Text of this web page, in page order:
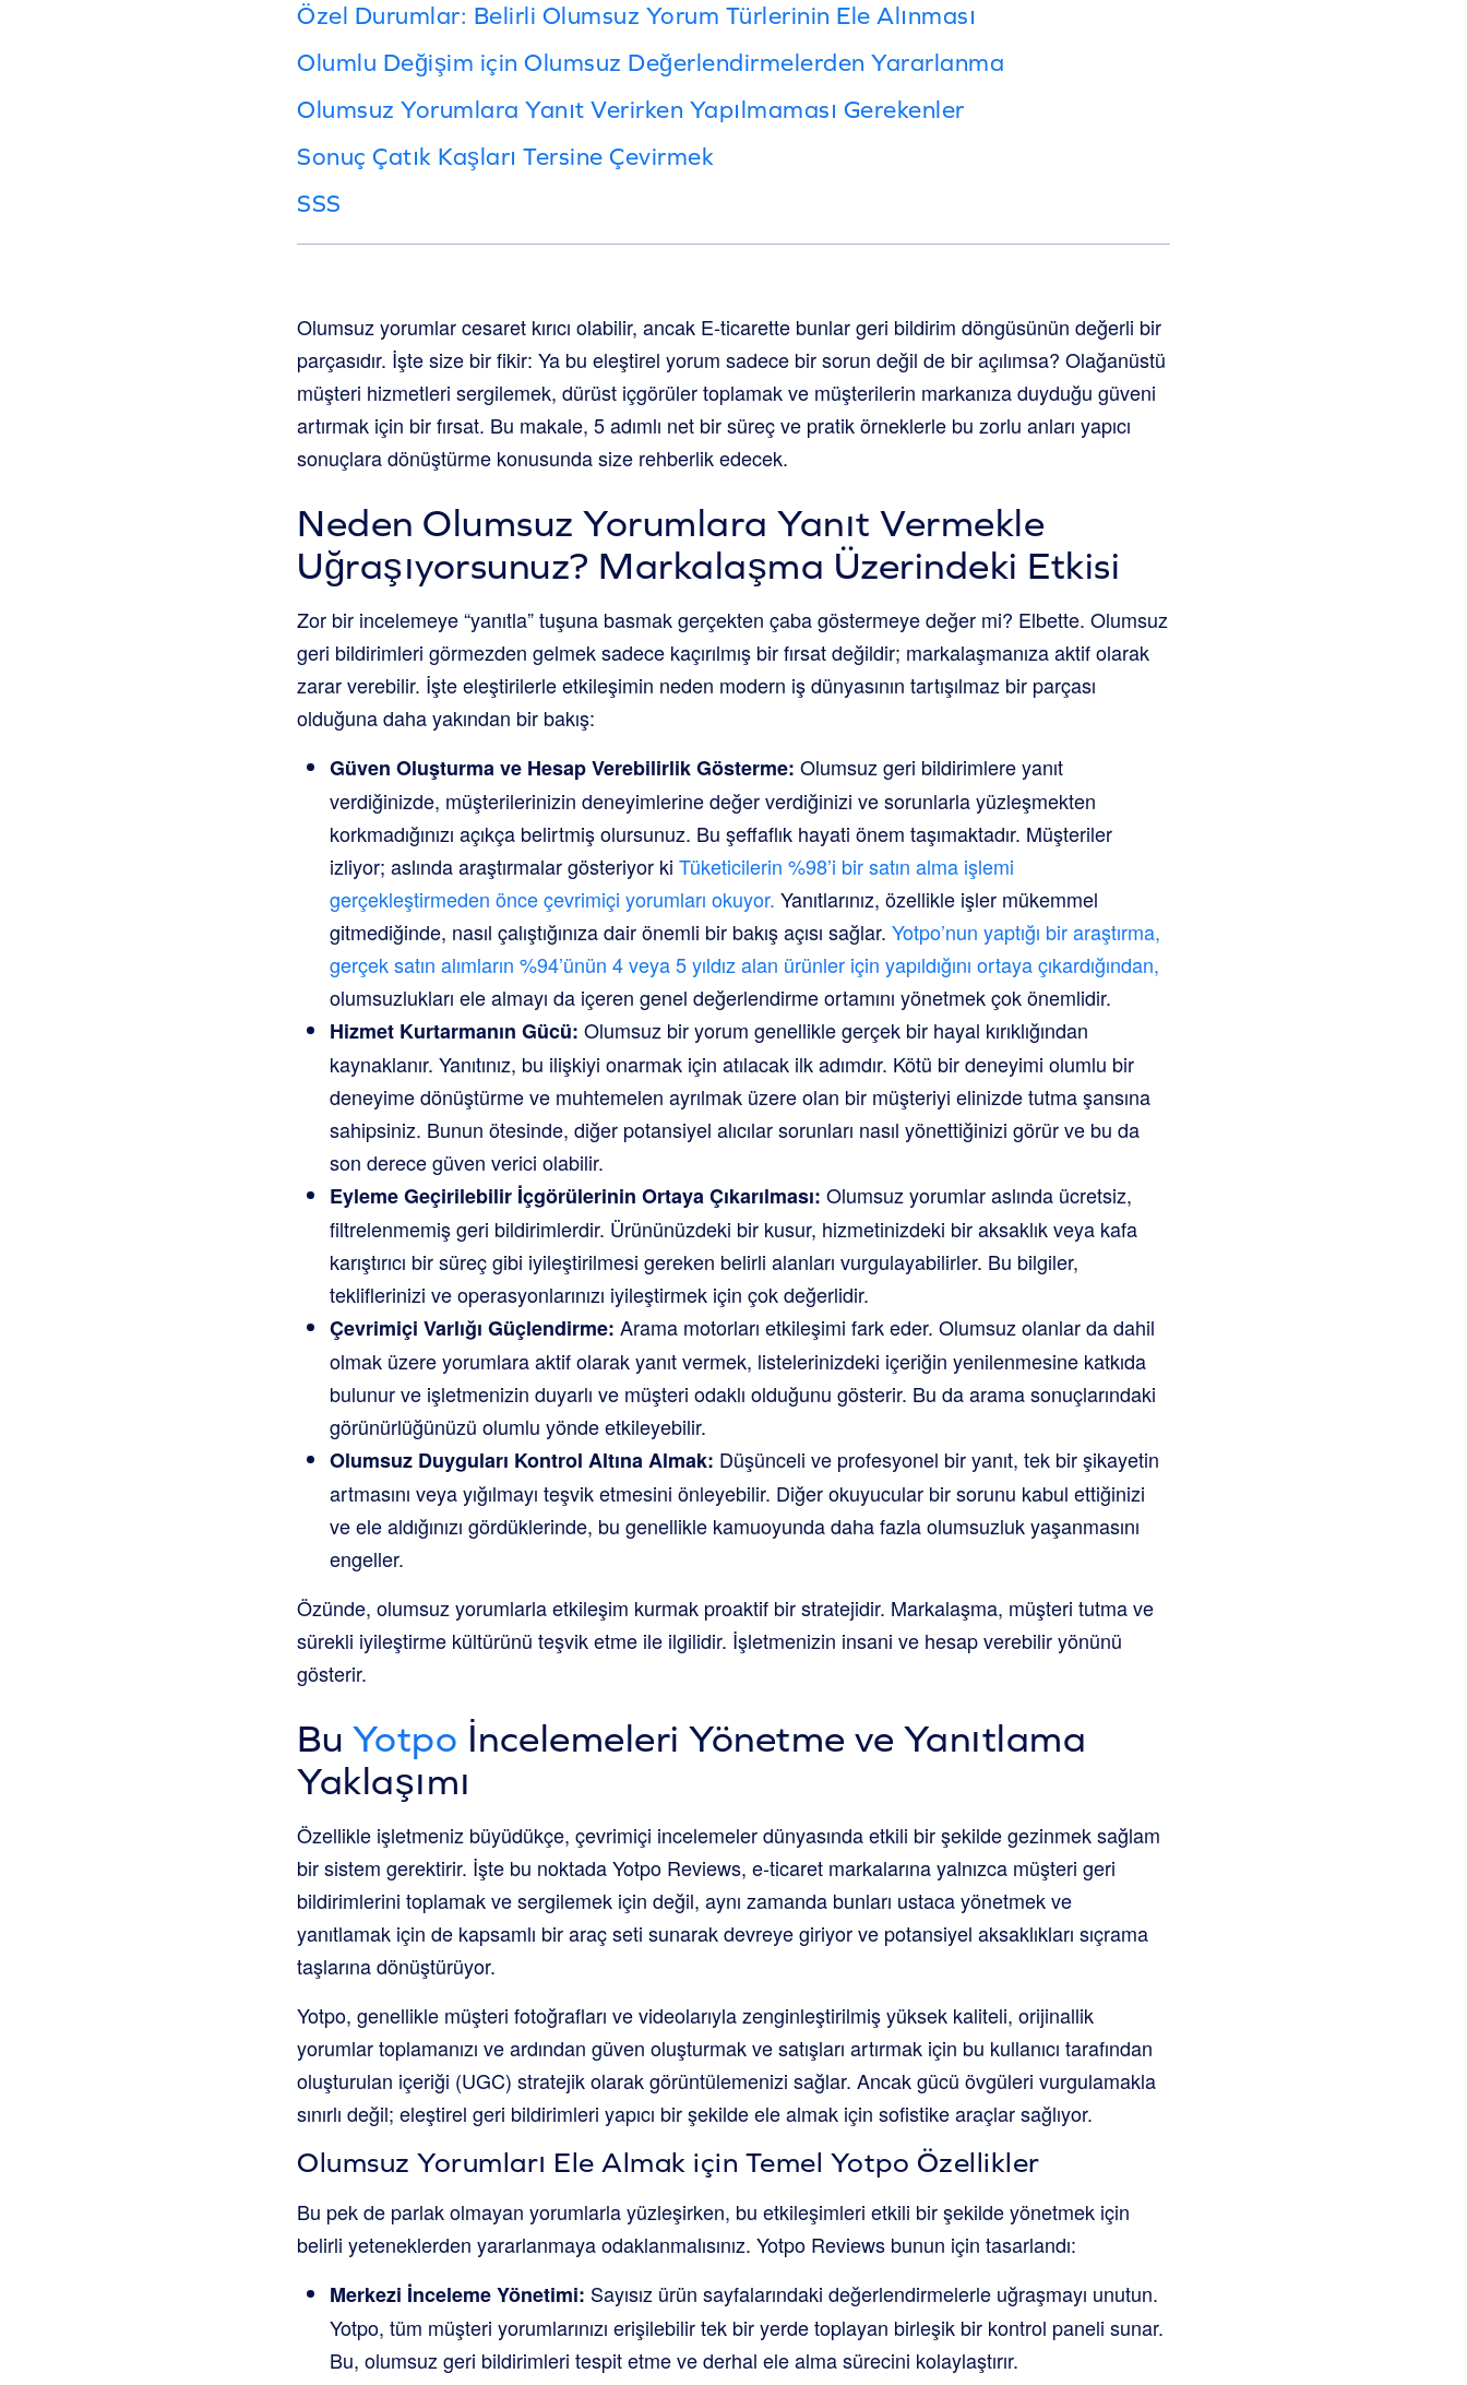
Özel Durumlar: Belirli Olumsuz Yorum Türlerinin Ele Alınması
Olumlu Değişim için Olumsuz Değerlendirmelerden Yararlanma
Olumsuz Yorumlara Yanıt Verirken Yapılmaması Gerekenler
Sonuç Çatık Kaşları Tersine Çevirmek
SSS
Olumsuz yorumlar cesaret kırıcı olabilir, ancak E-ticarette bunlar geri bildirim döngüsünün değerli bir
parçasıdır. İşte size bir fikir: Ya bu eleştirel yorum sadece bir sorun değil de bir açılımsa? Olağanüstü
müşteri hizmetleri sergilemek, dürüst içgörüler toplamak ve müşterilerin markanıza duyduğu güveni
artırmak için bir fırsat. Bu makale, 5 adımlı net bir süreç ve pratik örneklerle bu zorlu anları yapıcı
sonuçlara dönüştürme konusunda size rehberlik edecek.
Neden Olumsuz Yorumlara Yanıt Vermekle
Uğraşıyorsunuz? Markalaşma Üzerindeki Etkisi
Zor bir incelemeye “yanıtla” tuşuna basmak gerçekten çaba göstermeye değer mi? Elbette. Olumsuz
geri bildirimleri görmezden gelmek sadece kaçırılmış bir fırsat değildir; markalaşmanıza aktif olarak
zarar verebilir. İşte eleştirilerle etkileşimin neden modern iş dünyasının tartışılmaz bir parçası
olduğuna daha yakından bir bakış:
Güven Oluşturma ve Hesap Verebilirlik Gösterme: Olumsuz geri bildirimlere yanıt
verdiğinizde, müşterilerinizin deneyimlerine değer verdiğinizi ve sorunlarla yüzleşmekten
korkmadığınızı açıkça belirtmiş olursunuz. Bu şeffaflık hayati önem taşımaktadır. Müşteriler
izliyor; aslında araştırmalar gösteriyor ki Tüketicilerin %98’i bir satın alma işlemi
gerçekleştirmeden önce çevrimiçi yorumları okuyor. Yanıtlarınız, özellikle işler mükemmel
gitmediğinde, nasıl çalıştığınıza dair önemli bir bakış açısı sağlar. Yotpo’nun yaptığı bir araştırma,
gerçek satın alımların %94’ünün 4 veya 5 yıldız alan ürünler için yapıldığını ortaya çıkardığından,
olumsuzlukları ele almayı da içeren genel değerlendirme ortamını yönetmek çok önemlidir.
Hizmet Kurtarmanın Gücü: Olumsuz bir yorum genellikle gerçek bir hayal kırıklığından
kaynaklanır. Yanıtınız, bu ilişkiyi onarmak için atılacak ilk adımdır. Kötü bir deneyimi olumlu bir
deneyime dönüştürme ve muhtemelen ayrılmak üzere olan bir müşteriyi elinizde tutma şansına
sahipsiniz. Bunun ötesinde, diğer potansiyel alıcılar sorunları nasıl yönettiğinizi görür ve bu da
son derece güven verici olabilir.
Eyleme Geçirilebilir İçgörülerinin Ortaya Çıkarılması: Olumsuz yorumlar aslında ücretsiz,
filtrelenmemiş geri bildirimlerdir. Ürününüzdeki bir kusur, hizmetinizdeki bir aksaklık veya kafa
karıştırıcı bir süreç gibi iyileştirilmesi gereken belirli alanları vurgulayabilirler. Bu bilgiler,
tekliflerinizi ve operasyonlarınızı iyileştirmek için çok değerlidir.
Çevrimiçi Varlığı Güçlendirme: Arama motorları etkileşimi fark eder. Olumsuz olanlar da dahil
olmak üzere yorumlara aktif olarak yanıt vermek, listelerinizdeki içeriğin yenilenmesine katkıda
bulunur ve işletmenizin duyarlı ve müşteri odaklı olduğunu gösterir. Bu da arama sonuçlarındaki
görünürlüğünüzü olumlu yönde etkileyebilir.
Olumsuz Duyguları Kontrol Altına Almak: Düşünceli ve profesyonel bir yanıt, tek bir şikayetin
artmasını veya yığılmayı teşvik etmesini önleyebilir. Diğer okuyucular bir sorunu kabul ettiğinizi
ve ele aldığınızı gördüklerinde, bu genellikle kamuoyunda daha fazla olumsuzluk yaşanmasını
engeller.
Özünde, olumsuz yorumlarla etkileşim kurmak proaktif bir stratejidir. Markalaşma, müşteri tutma ve
sürekli iyileştirme kültürünü teşvik etme ile ilgilidir. İşletmenizin insani ve hesap verebilir yönünü
gösterir.
Bu Yotpo İncelemeleri Yönetme ve Yanıtlama
Yaklaşımı
Özellikle işletmeniz büyüdükçe, çevrimiçi incelemeler dünyasında etkili bir şekilde gezinmek sağlam
bir sistem gerektirir. İşte bu noktadaYotpo Reviews, e-ticaret markalarına yalnızca müşteri geri
bildirimlerini toplamak ve sergilemek için değil, aynı zamanda bunları ustaca yönetmek ve
yanıtlamak için de kapsamlı bir araç seti sunarak devreye giriyor ve potansiyel aksaklıkları sıçrama
taşlarına dönüştürüyor.
Yotpo, genellikle müşteri fotoğrafları ve videolarıyla zenginleştirilmiş yüksek kaliteli, orijinallik
yorumlar toplamanızı ve ardından güven oluşturmak ve satışları artırmak için bu kullanıcı tarafından
oluşturulan içeriği (UGC) stratejik olarak görüntülemenizi sağlar. Ancak gücü övgüleri vurgulamakla
sınırlı değil; eleştirel geri bildirimleri yapıcı bir şekilde ele almak için sofistike araçlar sağlıyor.
Olumsuz Yorumları Ele Almak için Temel Yotpo Özellikler
Bu pek de parlak olmayan yorumlarla yüzleşirken, bu etkileşimleri etkili bir şekilde yönetmek için
belirli yeteneklerden yararlanmaya odaklanmalısınız. Yotpo Reviews bunun için tasarlandı:
Merkezi İnceleme Yönetimi: Sayısız ürün sayfalarındaki değerlendirmelerle uğraşmayı unutun.
Yotpo, tüm müşteri yorumlarınızı erişilebilir tek bir yerde toplayan birleşik bir kontrol paneli sunar.
Bu, olumsuz geri bildirimleri tespit etme ve derhal ele alma sürecini kolaylaştırır.